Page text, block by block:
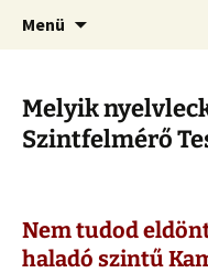
Kamionos
Kamionos
Menü
Melyik
Szintfelmérő
Nem tudod
haladó szintű